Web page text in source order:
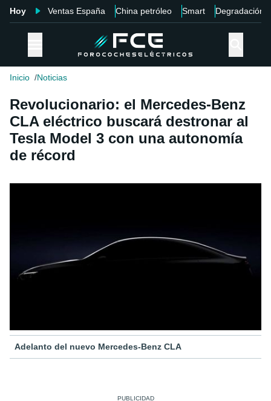
Hoy Ventas España China petróleo Smart Degradación
Inicio Noticias
Revolucionario: el Mercedes-Benz
CLA eléctrico buscará destronar al
Tesla Model 3 con una autonomía
de récord
Adelanto del nuevo Mercedes-Benz CLA